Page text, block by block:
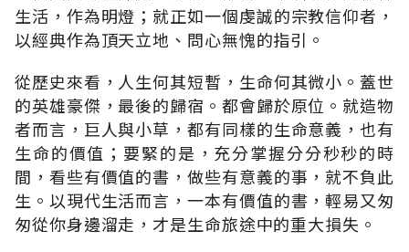
生活，作為明燈；就正如一個虔誠的宗教信仰者，
以經典作為頂天立地、問心無愧的指引。
從歷史來看，人生何其短暫，生命何其微小。蓋世
的英雄豪傑，最後的歸宿。都會歸於原位。就造物
者而言，巨人與小草，都有同樣的生命意義，也有
生命的價值；要緊的是，充分掌握分分秒秒的時
間，看些有價值的書，做些有意義的事，就不負此
生。以現代生活而言，一本有價值的書，輕易又匆
匆從你身邊溜走，才是生命旅途中的重大損失。